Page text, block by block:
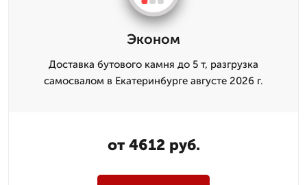
Эконом
Доставка бутового камня до 5 т, разгрузка
самосвалом в Екатеринбурге августе 2026 г.
от 4612 руб.